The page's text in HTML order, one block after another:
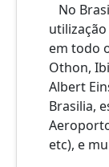
No
em todo
Othon,
Albert
Brasilia,
etc), e